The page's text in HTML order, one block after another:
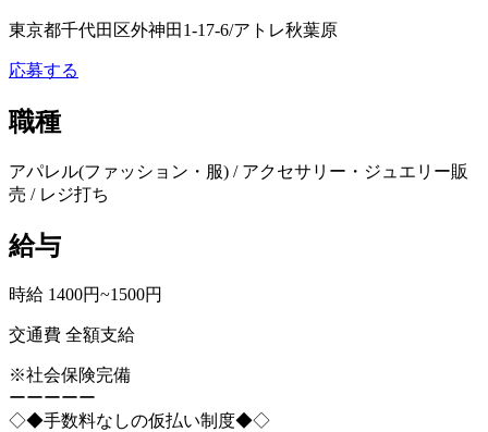
東京都千代田区外神田1-17-6/アトレ秋葉原
応募する
職種
アパレル(ファッション・服) / アクセサリー・ジュエリー販
売 / レジ打ち
給与
時給 1400円~1500円
交通費 全額支給
※社会保険完備
ーーーーー
◇◆手数料なしの仮払い制度◆◇